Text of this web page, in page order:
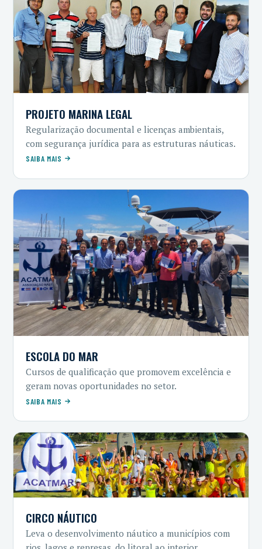
PROJETO MARINA LEGAL
Regularização documental e licenças ambientais,
com segurança jurídica para as estruturas náuticas.
SAIBA MAIS
ESCOLA DO MAR
Cursos de qualificação que promovem excelência e
geram novas oportunidades no setor.
SAIBA MAIS
CIRCO NÁUTICO
Leva o desenvolvimento náutico a municípios com